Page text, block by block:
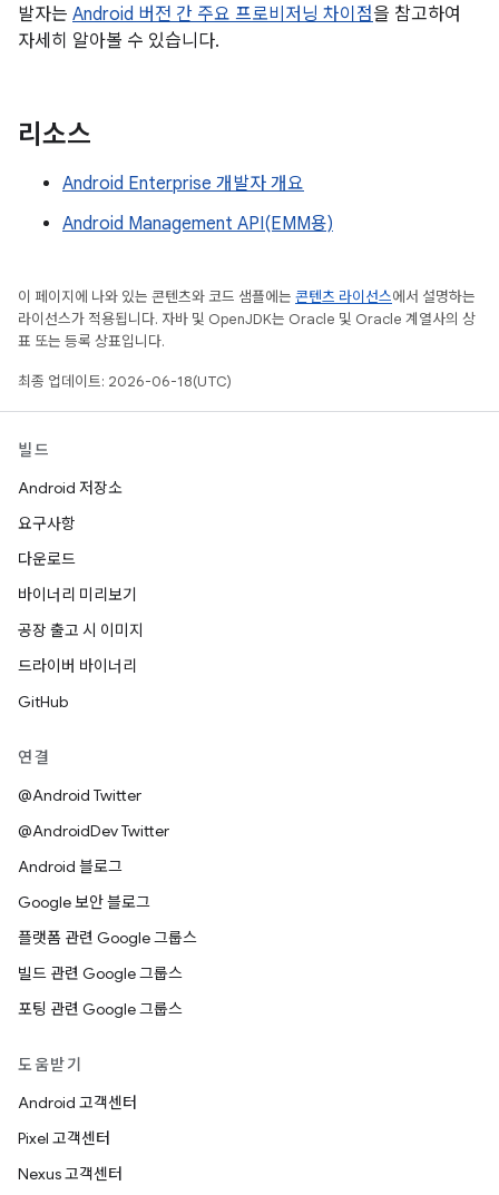
발자는 Android 버전 간 주요 프로비저닝 차이점을 참고하여
자세히 알아볼 수 있습니다.
리소스
Android Enterprise 개발자 개요
Android Management API(EMM용)
이 페이지에 나와 있는 콘텐츠와 코드 샘플에는 콘텐츠 라이선스에서 설명하는
라이선스가 적용됩니다. 자바 및 OpenJDK는 Oracle 및 Oracle 계열사의 상
표 또는 등록 상표입니다.
최종 업데이트: 2026-06-18(UTC)
빌드
Android 저장소
요구사항
다운로드
바이너리 미리보기
공장 출고 시 이미지
드라이버 바이너리
GitHub
연결
@Android Twitter
@AndroidDev Twitter
Android 블로그
Google 보안 블로그
플랫폼 관련 Google 그룹스
빌드 관련 Google 그룹스
포팅 관련 Google 그룹스
도움받기
Android 고객센터
Pixel 고객센터
Nexus 고객센터